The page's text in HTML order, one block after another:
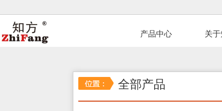
产品中心 关
全部产品